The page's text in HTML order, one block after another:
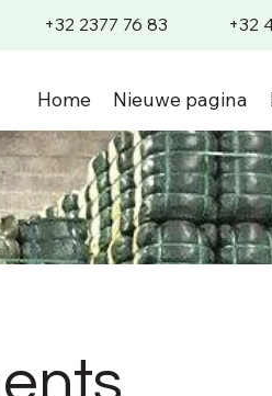
+32 2377 76 83 +32
Home Nieuwe pagina